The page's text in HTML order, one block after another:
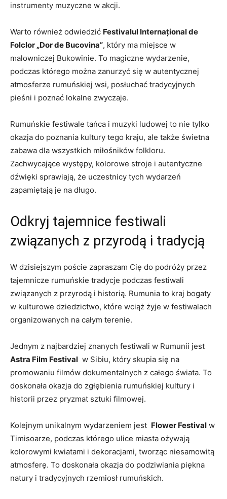
instrumenty ⁣muzyczne ​w akcji.
Warto również odwiedzić Festivalul ⁢Internațional de
Folclor „Dor​ de Bucovina”, ‌który ma miejsce w
malowniczej ​Bukowinie. To magiczne wydarzenie,
podczas którego ⁤można zanurzyć ‌się‌ w autentycznej
atmosferze rumuńskiej wsi, posłuchać tradycyjnych
pieśni i poznać lokalne zwyczaje.
Rumuńskie ​festiwale tańca i ‍muzyki ludowej to nie tylko
okazja⁢ do poznania kultury‌ tego kraju, ale także ‌świetna
zabawa ⁢dla wszystkich miłośników folkloru.
Zachwycające występy, kolorowe stroje i ⁣autentyczne⁢
dźwięki sprawiają, ⁣że uczestnicy tych wydarzeń
zapamiętają je na długo.
Odkryj tajemnice ​festiwali
związanych z przyrodą i ⁢tradycją
W dzisiejszym poście zapraszam Cię do⁣ podróży przez
tajemnicze rumuńskie tradycje podczas festiwali
związanych z ⁢przyrodą⁢ i historią. ‍Rumunia to kraj bogaty
w kulturowe dziedzictwo, które wciąż ⁤żyje w festiwalach
organizowanych‌ na całym‍ terenie.
Jednym⁢ z najbardziej‍ znanych festiwali ⁤w ‍Rumunii jest
Astra Film ⁣Festival ‍ w Sibiu, który⁤ skupia ⁣się na​
promowaniu filmów dokumentalnych z całego świata. To
doskonała ‌okazja do zgłębienia rumuńskiej kultury i
historii przez pryzmat sztuki filmowej.
Kolejnym unikalnym wydarzeniem jest ⁤ Flower Festival w
Timisoarze, podczas którego ulice miasta ożywają
kolorowymi⁣ kwiatami ‍i dekoracjami, ‍tworząc niesamowitą
atmosferę. To doskonała⁢ okazja⁣ do podziwiania piękna
natury i​ tradycyjnych rzemiosł rumuńskich.